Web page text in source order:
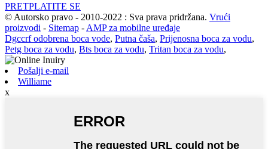
PRETPLATITE SE
© Autorsko pravo - 2010-2022 : Sva prava pridržana. Vrući
proizvodi - Sitemap - AMP za mobilne uređaje
Dgccrf odobrena boca vode, Putna čaša, Prijenosna boca za vodu,
Petg boca za vodu, Bts boca za vodu, Tritan boca za vodu,
Pošalji e-mail
Williame
x